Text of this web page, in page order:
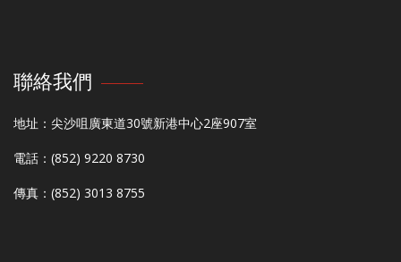
聯絡我們
地址：尖沙咀廣東道30號新港中心2座907室
電話：(852) 9220 8730
傳真：(852) 3013 8755